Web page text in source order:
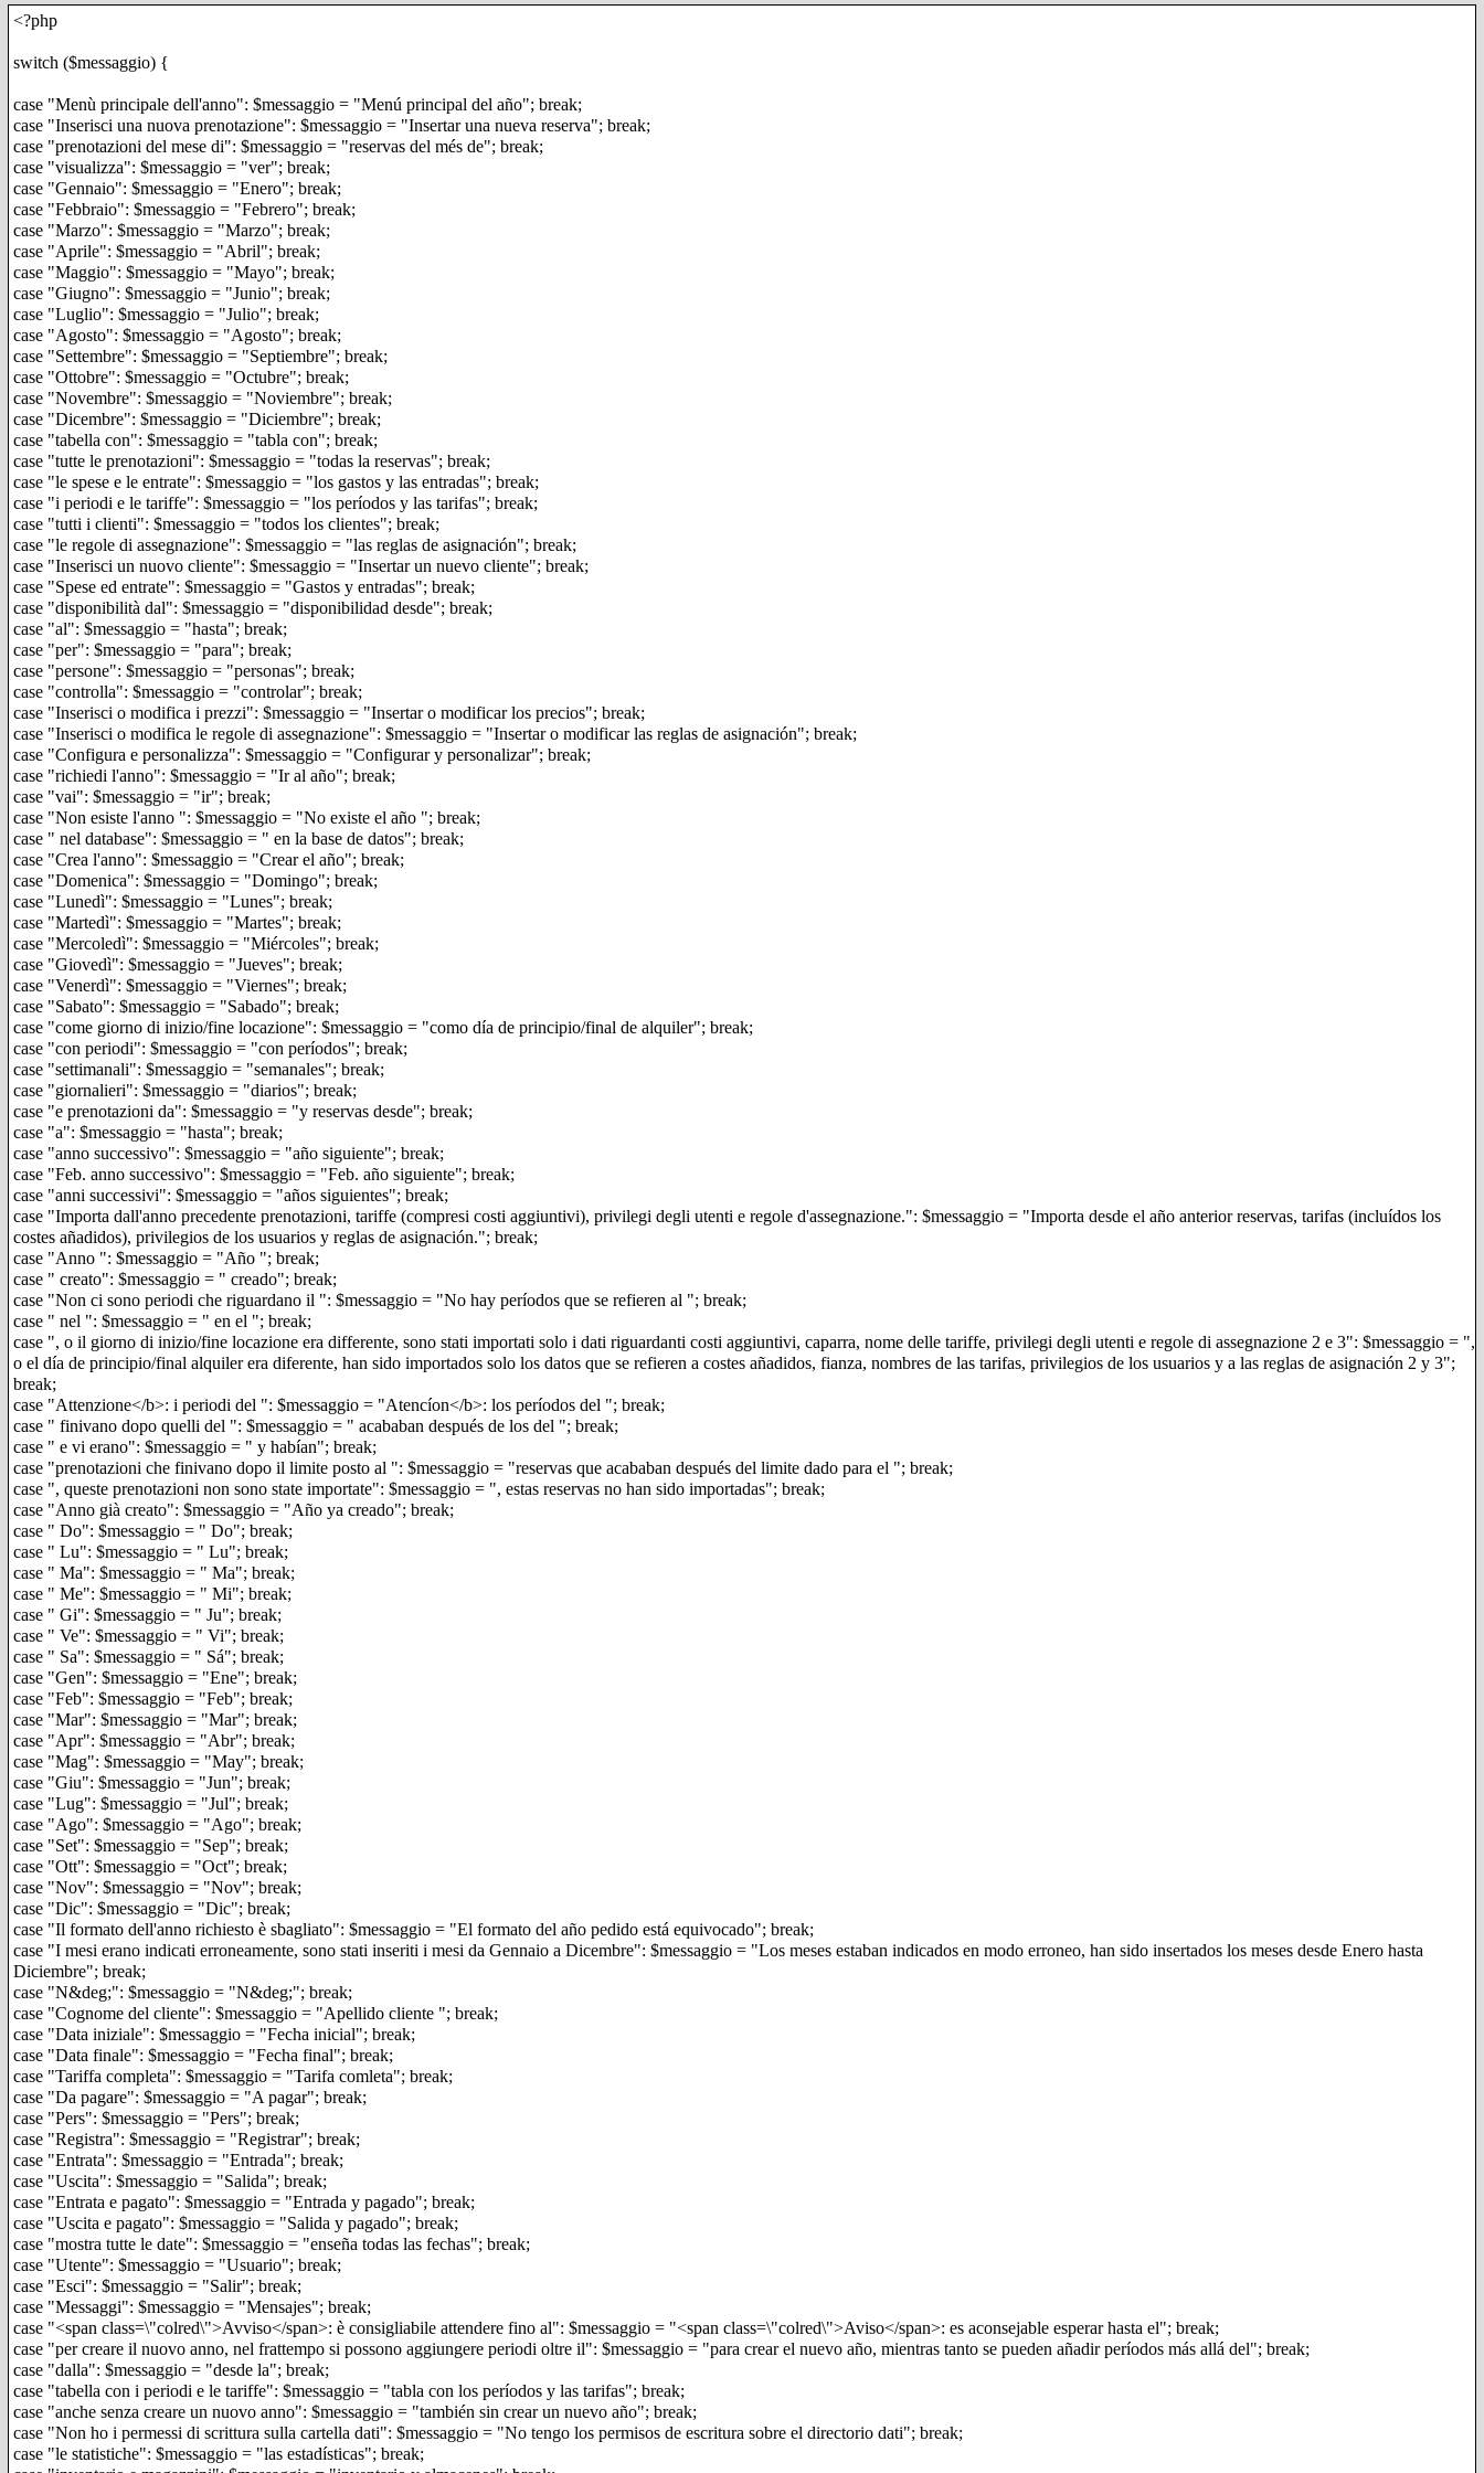
<?php
switch ($messaggio) {
case "Menù principale dell'anno": $messaggio = "Menú principal del año"; break;
case "Inserisci una nuova prenotazione": $messaggio = "Insertar una nueva reserva"; break;
case "prenotazioni del mese di": $messaggio = "reservas del més de"; break;
case "visualizza": $messaggio = "ver"; break;
case "Gennaio": $messaggio = "Enero"; break;
case "Febbraio": $messaggio = "Febrero"; break;
case "Marzo": $messaggio = "Marzo"; break;
case "Aprile": $messaggio = "Abril"; break;
case "Maggio": $messaggio = "Mayo"; break;
case "Giugno": $messaggio = "Junio"; break;
case "Luglio": $messaggio = "Julio"; break;
case "Agosto": $messaggio = "Agosto"; break;
case "Settembre": $messaggio = "Septiembre"; break;
case "Ottobre": $messaggio = "Octubre"; break;
case "Novembre": $messaggio = "Noviembre"; break;
case "Dicembre": $messaggio = "Diciembre"; break;
case "tabella con": $messaggio = "tabla con"; break;
case "tutte le prenotazioni": $messaggio = "todas la reservas"; break;
case "le spese e le entrate": $messaggio = "los gastos y las entradas"; break;
case "i periodi e le tariffe": $messaggio = "los períodos y las tarifas"; break;
case "tutti i clienti": $messaggio = "todos los clientes"; break;
case "le regole di assegnazione": $messaggio = "las reglas de asignación"; break;
case "Inserisci un nuovo cliente": $messaggio = "Insertar un nuevo cliente"; break;
case "Spese ed entrate": $messaggio = "Gastos y entradas"; break;
case "disponibilità dal": $messaggio = "disponibilidad desde"; break;
case "al": $messaggio = "hasta"; break;
case "per": $messaggio = "para"; break;
case "persone": $messaggio = "personas"; break;
case "controlla": $messaggio = "controlar"; break;
case "Inserisci o modifica i prezzi": $messaggio = "Insertar o modificar los precios"; break;
case "Inserisci o modifica le regole di assegnazione": $messaggio = "Insertar o modificar las reglas de asignación"; break;
case "Configura e personalizza": $messaggio = "Configurar y personalizar"; break;
case "richiedi l'anno": $messaggio = "Ir al año"; break;
case "vai": $messaggio = "ir"; break;
case "Non esiste l'anno ": $messaggio = "No existe el año "; break;
case " nel database": $messaggio = " en la base de datos"; break;
case "Crea l'anno": $messaggio = "Crear el año"; break;
case "Domenica": $messaggio = "Domingo"; break;
case "Lunedì": $messaggio = "Lunes"; break;
case "Martedì": $messaggio = "Martes"; break;
case "Mercoledì": $messaggio = "Miércoles"; break;
case "Giovedì": $messaggio = "Jueves"; break;
case "Venerdì": $messaggio = "Viernes"; break;
case "Sabato": $messaggio = "Sabado"; break;
case "come giorno di inizio/fine locazione": $messaggio = "como día de principio/final de alquiler"; break;
case "con periodi": $messaggio = "con períodos"; break;
case "settimanali": $messaggio = "semanales"; break;
case "giornalieri": $messaggio = "diarios"; break;
case "e prenotazioni da": $messaggio = "y reservas desde"; break;
case "a": $messaggio = "hasta"; break;
case "anno successivo": $messaggio = "año siguiente"; break;
case "Feb. anno successivo": $messaggio = "Feb. año siguiente"; break;
case "anni successivi": $messaggio = "años siguientes"; break;
case "Importa dall'anno precedente prenotazioni, tariffe (compresi costi aggiuntivi), privilegi degli utenti e regole d'assegnazione.": $messaggio = "Importa desde el año anterior reservas, tarifas (incluídos los
costes añadidos), privilegios de los usuarios y reglas de asignación."; break;
case "Anno ": $messaggio = "Año "; break;
case " creato": $messaggio = " creado"; break;
case "Non ci sono periodi che riguardano il ": $messaggio = "No hay períodos que se refieren al "; break;
case " nel ": $messaggio = " en el "; break;
case ", o il giorno di inizio/fine locazione era differente, sono stati importati solo i dati riguardanti costi aggiuntivi, caparra, nome delle tariffe, privilegi degli utenti e regole di assegnazione 2 e 3": $messaggio = ",
o el día de principio/final alquiler era diferente, han sido importados solo los datos que se refieren a costes añadidos, fianza, nombres de las tarifas, privilegios de los usuarios y a las reglas de asignación 2 y 3";
break;
case "Attenzione</b>: i periodi del ": $messaggio = "Atencíon</b>: los períodos del "; break;
case " finivano dopo quelli del ": $messaggio = " acababan después de los del "; break;
case " e vi erano": $messaggio = " y habían"; break;
case "prenotazioni che finivano dopo il limite posto al ": $messaggio = "reservas que acababan después del limite dado para el "; break;
case ", queste prenotazioni non sono state importate": $messaggio = ", estas reservas no han sido importadas"; break;
case "Anno già creato": $messaggio = "Año ya creado"; break;
case " Do": $messaggio = " Do"; break;
case " Lu": $messaggio = " Lu"; break;
case " Ma": $messaggio = " Ma"; break;
case " Me": $messaggio = " Mi"; break;
case " Gi": $messaggio = " Ju"; break;
case " Ve": $messaggio = " Vi"; break;
case " Sa": $messaggio = " Sá"; break;
case "Gen": $messaggio = "Ene"; break;
case "Feb": $messaggio = "Feb"; break;
case "Mar": $messaggio = "Mar"; break;
case "Apr": $messaggio = "Abr"; break;
case "Mag": $messaggio = "May"; break;
case "Giu": $messaggio = "Jun"; break;
case "Lug": $messaggio = "Jul"; break;
case "Ago": $messaggio = "Ago"; break;
case "Set": $messaggio = "Sep"; break;
case "Ott": $messaggio = "Oct"; break;
case "Nov": $messaggio = "Nov"; break;
case "Dic": $messaggio = "Dic"; break;
case "Il formato dell'anno richiesto è sbagliato": $messaggio = "El formato del año pedido está equivocado"; break;
case "I mesi erano indicati erroneamente, sono stati inseriti i mesi da Gennaio a Dicembre": $messaggio = "Los meses estaban indicados en modo erroneo, han sido insertados los meses desde Enero hasta
Diciembre"; break;
case "N&deg;": $messaggio = "N&deg;"; break;
case "Cognome del cliente": $messaggio = "Apellido cliente "; break;
case "Data iniziale": $messaggio = "Fecha inicial"; break;
case "Data finale": $messaggio = "Fecha final"; break;
case "Tariffa completa": $messaggio = "Tarifa comleta"; break;
case "Da pagare": $messaggio = "A pagar"; break;
case "Pers": $messaggio = "Pers"; break;
case "Registra": $messaggio = "Registrar"; break;
case "Entrata": $messaggio = "Entrada"; break;
case "Uscita": $messaggio = "Salida"; break;
case "Entrata e pagato": $messaggio = "Entrada y pagado"; break;
case "Uscita e pagato": $messaggio = "Salida y pagado"; break;
case "mostra tutte le date": $messaggio = "enseña todas las fechas"; break;
case "Utente": $messaggio = "Usuario"; break;
case "Esci": $messaggio = "Salir"; break;
case "Messaggi": $messaggio = "Mensajes"; break;
case "<span class=\"colred\">Avviso</span>: è consigliabile attendere fino al": $messaggio = "<span class=\"colred\">Aviso</span>: es aconsejable esperar hasta el"; break;
case "per creare il nuovo anno, nel frattempo si possono aggiungere periodi oltre il": $messaggio = "para crear el nuevo año, mientras tanto se pueden añadir períodos más allá del"; break;
case "dalla": $messaggio = "desde la"; break;
case "tabella con i periodi e le tariffe": $messaggio = "tabla con los períodos y las tarifas"; break;
case "anche senza creare un nuovo anno": $messaggio = "también sin crear un nuevo año"; break;
case "Non ho i permessi di scrittura sulla cartella dati": $messaggio = "No tengo los permisos de escritura sobre el directorio dati"; break;
case "le statistiche": $messaggio = "las estadísticas"; break;